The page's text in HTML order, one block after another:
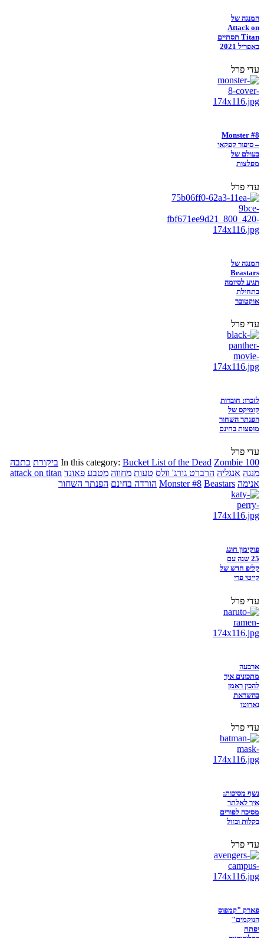
המנגה של
Attack on
Titan תסתיים
באפריל 2021
עדי פרל
Monster #8
– סיפור קפקאי
בעולם של
מפלצות
עדי פרל
המנגה של
Beastars
תגיע לסיומה
בתחילת
אוקטובר
עדי פרל
לזכרו: חוברות
קומיקס של
הפנתר השחור
מופצות בחינם
עדי פרל
In this category: Bucket List of the Dead Zombie 100 ביקורת כתבה
מנגה אנגליה הרברט גורג' וולס טעות מחווה מטבע פאונד attack on titan
אנימה
Monster #8 Beastars הורדה בחינם הפנתר השחור
פוקימון חוגג
25 שנה עם
קליפ חדש של
קייטי פרי
עדי פרל
ארבעה
מתכונים איך
להכין ראמן
בהשראת
נארוטו
עדי פרל
נשף מסיכות:
איך לאלתר
מסיכה לפורים
בקלות ובזול
עדי פרל
פארק "קמפוס
הנוקמים"
יפתח